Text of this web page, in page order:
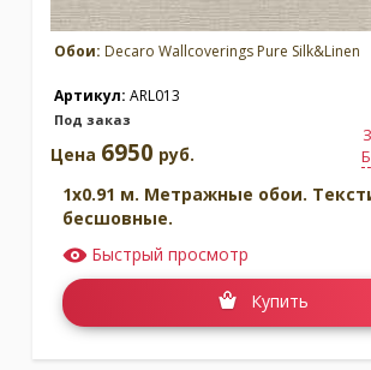
Обои: Decaro Wallcoverings Pure Silk&Linen
Артикул: ARL013
Под заказ
Цена 6950 руб.
1x0.91 м. Метражные обои.
бесшовные.
Быстрый просмотр
Купить